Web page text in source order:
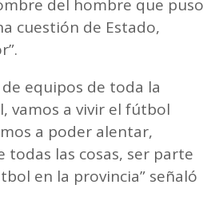
del hombre que puso
cuestión de Estado,
equipos de toda la
vamos a vivir el fútbol
a poder alentar,
las cosas, ser parte
en la provincia” señaló